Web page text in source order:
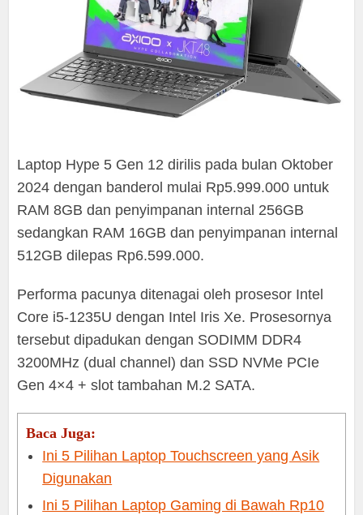
Laptop Hype 5 Gen 12 dirilis pada bulan Oktober
2024 dengan banderol mulai Rp5.999.000 untuk
RAM 8GB dan penyimpanan internal 256GB
sedangkan RAM 16GB dan penyimpanan internal
512GB dilepas Rp6.599.000.
Performa pacunya ditenagai oleh prosesor Intel
Core i5-1235U dengan Intel Iris Xe. Prosesornya
tersebut dipadukan dengan SODIMM DDR4
3200MHz (dual channel) dan SSD NVMe PCIe
Gen 4×4 + slot tambahan M.2 SATA.
Baca Juga:
Ini 5 Pilihan Laptop Touchscreen yang Asik
Digunakan
Ini 5 Pilihan Laptop Gaming di Bawah Rp10